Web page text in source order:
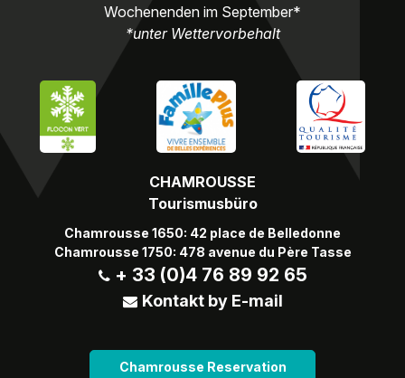
CHAMROUSSE
Tourismusbüro
Chamrousse 1650: 42 place de Belledonne
Chamrousse 1750: 478 avenue du Père Tasse
+ 33 (0)4 76 89 92 65
Kontakt by E-mail
Chamrousse Reservation
Wochenenden im September*
*unter Wettervorbehalt